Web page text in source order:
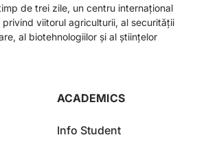
de trei zile, un centru internațional
viitorul agriculturii, al securității
al biotehnologiilor și al științelor
ACADEMICS
Info Student